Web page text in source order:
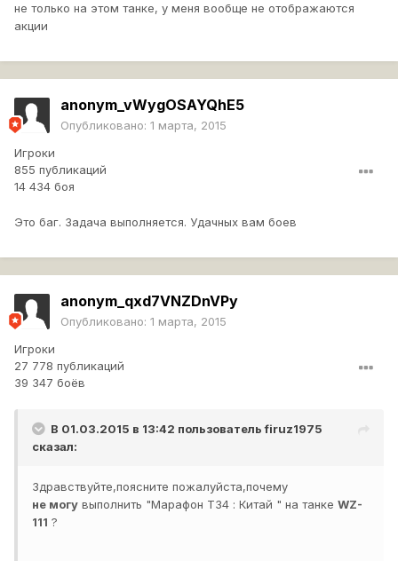
не только на этом танке, у меня вообще не отображаются
акции
anonym_vWygOSAYQhE5
Опубликовано: 1 марта, 2015
Игроки
855 публикаций
14 434 боя
Это баг. Задача выполняется. Удачных вам боев
anonym_qxd7VNZDnVPy
Опубликовано: 1 марта, 2015
Игроки
27 778 публикаций
39 347 боёв
В 01.03.2015 в 13:42 пользовательfiruz1975
сказал:
Здравствуйте,поясните пожалуйста,почему
не могу выполнить "Марафон Т34 : Китай " на танке WZ-
111 ?